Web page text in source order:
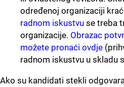
određenoj organizaciji
radnom iskustvu se treba
organizacije. Obrazac
možete pronaći ovdje
radnom iskustvu u skladu
Ako su kandidati stekli